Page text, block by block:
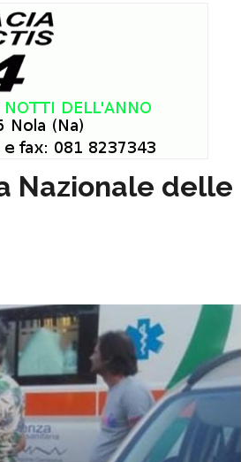
Nazionale delle